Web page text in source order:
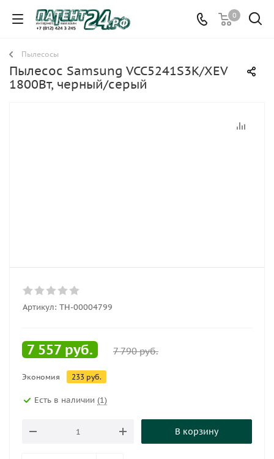
0
Пылесосы
Пылесос Samsung VCC5241S3K/XEV
1800Вт, черный/серый
Артикул: ТН-00004799
7 557 руб. 7 790руб.
Экономия 233 руб.
Есть в наличии (1)
В корзину